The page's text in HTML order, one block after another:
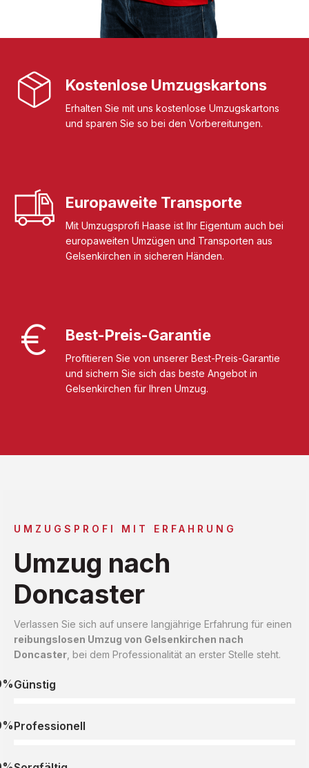
Kostenlose Umzugskartons
Erhalten Sie mit uns kostenlose Umzugskartons
und sparen Sie so bei den Vorbereitungen.
Europaweite Transporte
Mit Umzugsprofi Haase ist Ihr Eigentum auch bei
europaweiten Umzügen und Transporten aus
Gelsenkirchen in sicheren Händen.
Best-Preis-Garantie
Profitieren Sie von unserer Best-Preis-Garantie
und sichern Sie sich das beste Angebot in
Gelsenkirchen für Ihren Umzug.
UMZUGSPROFI MIT ERFAHRUNG
Umzug nach
Doncaster
Verlassen Sie sich auf unsere langjährige Erfahrung für einen
reibungslosen Umzug von Gelsenkirchen nach
Doncaster , bei dem Professionalität an erster Stelle steht.
Günstig
Professionell